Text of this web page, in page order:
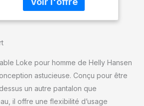
Conçu comme une
lors de toute aventure en
plein air. Il est léger et sa
taille est ajustable.
Coquille : 100%
Loke pour homme de Helly Hansen
astucieuse. Conçu pour être
un autre pantalon que
il offre une flexibilité d’usage